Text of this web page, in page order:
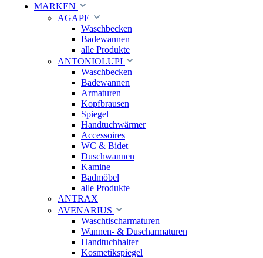
MARKEN
AGAPE
Waschbecken
Badewannen
alle Produkte
ANTONIOLUPI
Waschbecken
Badewannen
Armaturen
Kopfbrausen
Spiegel
Handtuchwärmer
Accessoires
WC & Bidet
Duschwannen
Kamine
Badmöbel
alle Produkte
ANTRAX
AVENARIUS
Waschtischarmaturen
Wannen- & Duscharmaturen
Handtuchhalter
Kosmetikspiegel